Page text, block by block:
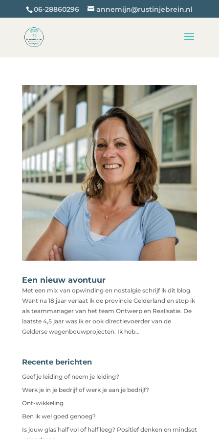
06-28860296 annemijn@rustinjebrein.nl
Een nieuw avontuur
Met een mix van opwinding en nostalgie schrijf ik dit blog.
Want na 18 jaar verlaat ik de provincie Gelderland en stop ik
als teammanager van het team Ontwerp en Realisatie. De
laatste 4,5 jaar was ik er ook directievoerder van de
Gelderse wegenbouwprojecten. Ik heb...
Recente berichten
Geef je leiding of neem je leiding?
Werk je in je bedrijf of werk je aan je bedrijf?
Ont-wikkeling
Ben ik wel goed genoeg?
Is jouw glas half vol of half leeg? Positief denken en mindset